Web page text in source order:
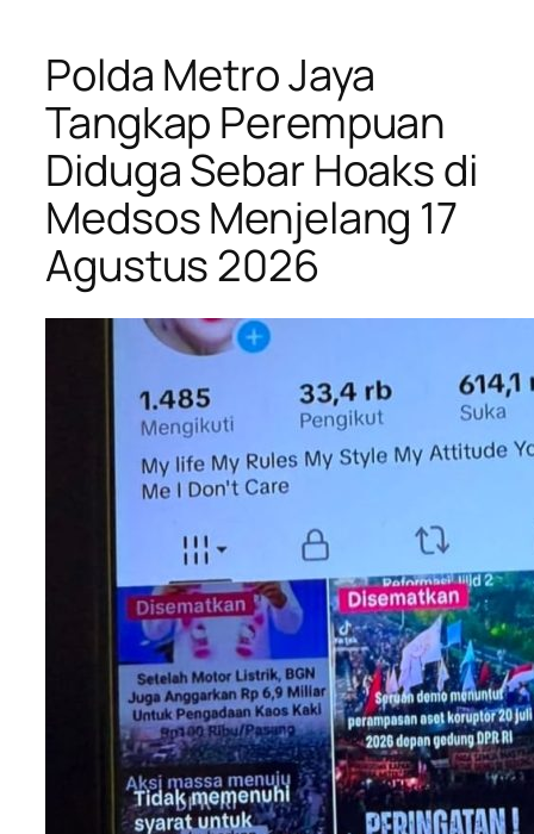
Polda Metro Jaya
Tangkap Perempuan
Diduga Sebar Hoaks di
Medsos Menjelang 17
Agustus 2026